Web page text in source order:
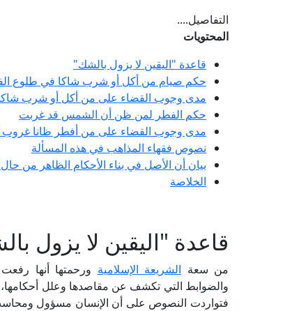
التفاصيل....
المحتويات
قاعدة "اليقين لا يزول بالشك"
حكم صيام من أكل أو شرب شاكا في طلوع
مدى وجوب القضاء على من أكل أو شرب شاكا
حكم الفطر لمن ظن أن الشمس قد غربت
مدى وجوب القضاء على من أفطر ظانا غروب
نصوص فقهاء المذاهب في هذه المسألة
بيان أن الأصل في بناء الأحكام الظاهر من
الخلاصة
قاعدة "اليقين لا يزول
من سعة الشريعة الإسلامية ورحمتها أنها
والضوابط التي تكشف عن مقاصدها وعلل
فتواردت النصوص على أن الإنسان مسؤول